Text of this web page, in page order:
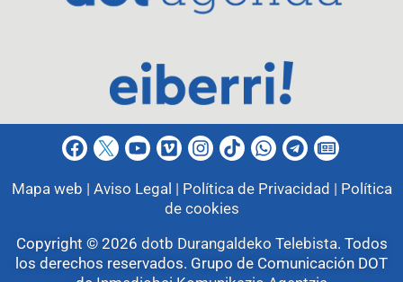
Mapa web | Aviso Legal | Política de Privacidad | Política
de cookies
Copyright © 2026 dotb Durangaldeko Telebista. Todos
los derechos reservados. Grupo de Comunicación DOT